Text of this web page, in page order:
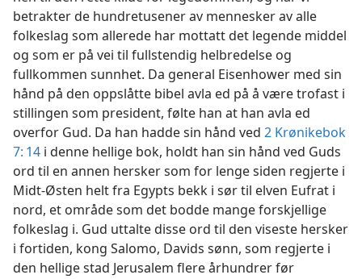
betrakter de hundretusener av mennesker av alle
folkeslag som allerede har mottatt det legende middel
og som er på vei til fullstendig helbredelse og
fullkommen sunnhet. Da general Eisenhower med sin
hånd på den oppslåtte bibel avla ed på å være trofast i
stillingen som president, følte han at han avla ed
overfor Gud. Da han hadde sin hånd ved 2 Krønikebok
7: 14 i denne hellige bok, holdt han sin hånd ved Guds
ord til en annen hersker som for lenge siden regjerte i
Midt-Østen helt fra Egypts bekk i sør til elven Eufrat i
nord, et område som det bodde mange forskjellige
folkeslag i. Gud uttalte disse ord til den viseste hersker
i fortiden, kong Salomo, Davids sønn, som regjerte i
den hellige stad Jerusalem flere århundrer før